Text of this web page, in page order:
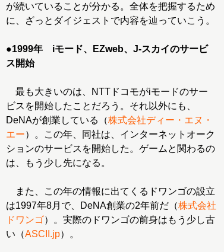
が続いていることが分かる。全体を把握するため
に、ざっとダイジェストで内容を辿っていこう。
●1999年 iモード、EZweb、J-スカイのサービ
ス開始
最も大きいのは、NTTドコモがiモードのサー
ビスを開始したことだろう。それ以外にも、
DeNAが創業している（株式会社ディー・エヌ・
エー）。この年、同社は、インターネットオーク
ションのサービスを開始した。ゲームと関わるの
は、もう少し先になる。
また、この年の情報に出てくるドワンゴの設立
は1997年8月で、DeNA創業の2年前だ（株式会社
ドワンゴ）。実際のドワンゴの前身はもう少し古
い（ASCII.jp）。